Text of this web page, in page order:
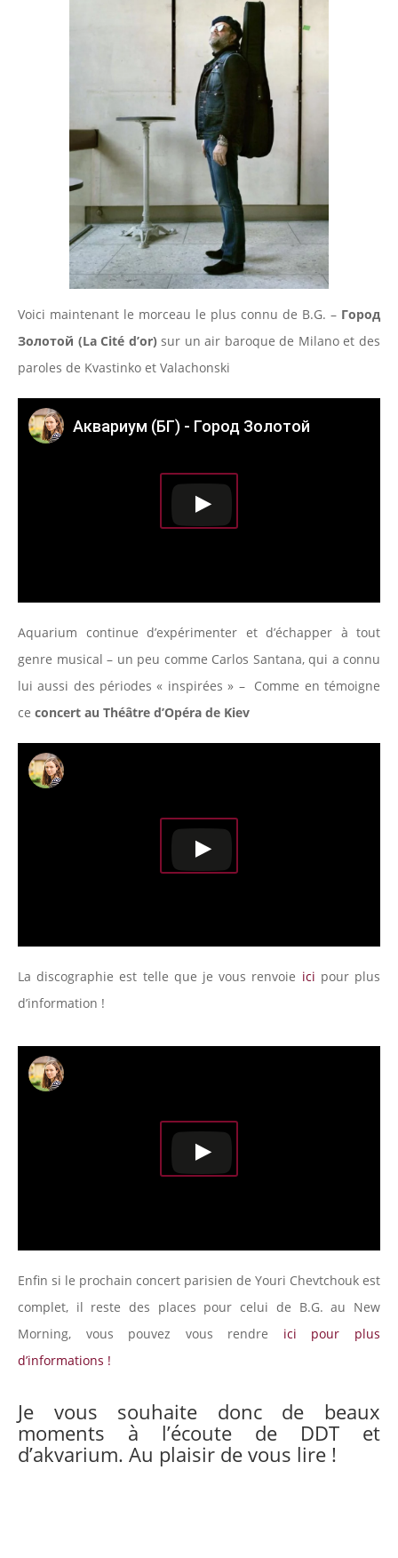
Voici maintenant le morceau le plus connu de B.G. – Город
Золотой (La Cité d’or) sur un air baroque de Milano et des
paroles de Kvastinko et Valachonski
Аквариум (БГ) - Город Золотой
Aquarium continue d’expérimenter et d’échapper à tout
genre musical – un peu comme Carlos Santana, qui a connu
lui aussi des périodes « inspirées » – Comme en témoigne
ce concert au Théâtre d’Opéra de Kiev
La discographie est telle que je vous renvoie ici pour plus
d’information !
Enfin si le prochain concert parisien de Youri Chevtchouk est
complet, il reste des places pour celui de B.G. au New
Morning, vous pouvez vous rendre ici pour plus
d’informations !
Je vous souhaite donc de beaux
moments à l’écoute de DDT et
d’akvarium. Au plaisir de vous lire !